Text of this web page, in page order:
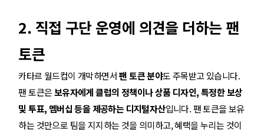
2. 직접 구단 운영에 의견을 더하는 팬
토큰
카타르 월드컵이 개막하면서팬 토큰 분야도 주목받고 있습니다.
팬 토큰은보유자에게 클럽의 정책이나 상품 디자인, 특정한 보상
및 투표, 멤버십 등을 제공하는 디지털자산입니다. 팬 토큰을 보유
하는 것만으로 팀을 지지하는 것을 의미하고, 혜택을 누리는 것이